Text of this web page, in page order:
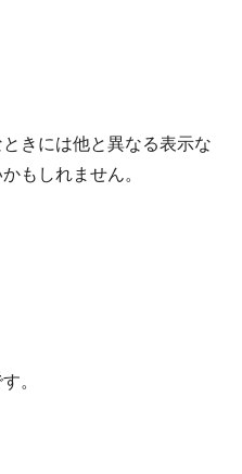
きには他と異なる表示な
もしれません。
。